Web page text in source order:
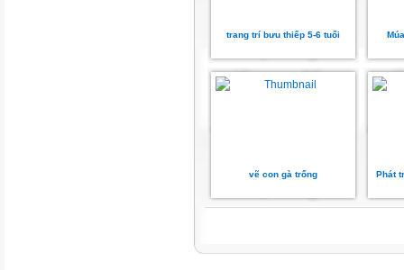
trang trí bưu thiếp 5-6 tuổi
vẽ con gà trống Phát